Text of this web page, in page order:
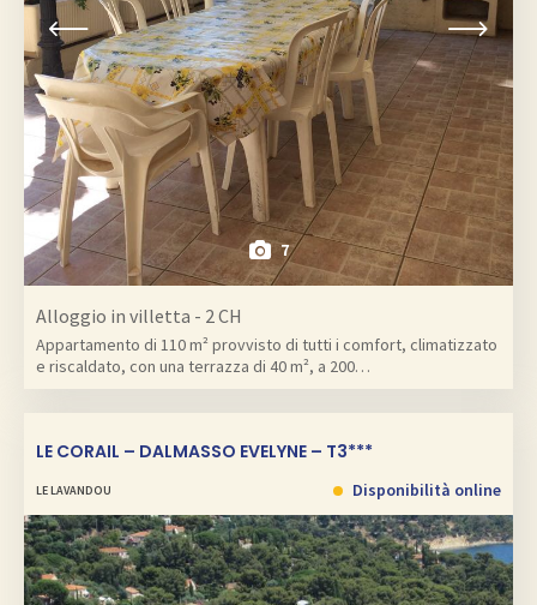
7
Alloggio in villetta - 2 CH
Appartamento di 110 m² provvisto di tutti i comfort, climatizzato
e riscaldato, con una terrazza di 40 m², a 200…
LE CORAIL – DALMASSO EVELYNE – T3***
LE LAVANDOU Disponibilità online